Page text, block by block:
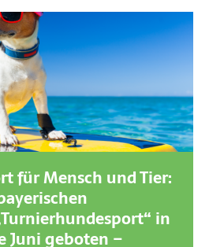
für Mensch und Tier:
in
Juni geboten –